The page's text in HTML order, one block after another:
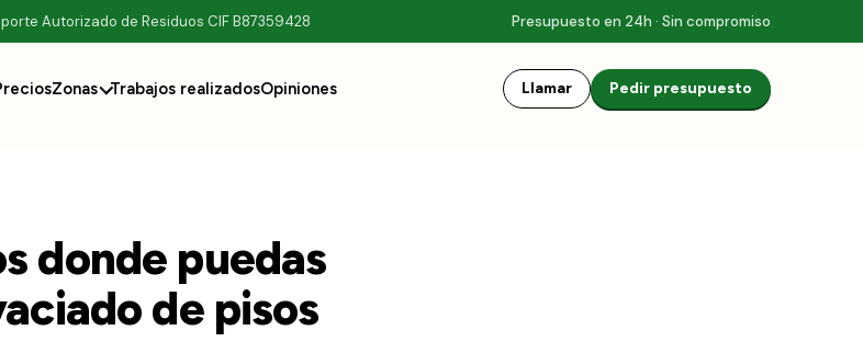
Autorizado de Residuos CIF B87359428 Presupuesto en 24h · Sin compromiso
Zonas Trabajos realizadosOpiniones Llamar Pedir presupuesto
donde puedas
de pisos